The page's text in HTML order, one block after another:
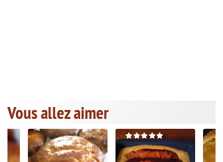
Vous allez aimer